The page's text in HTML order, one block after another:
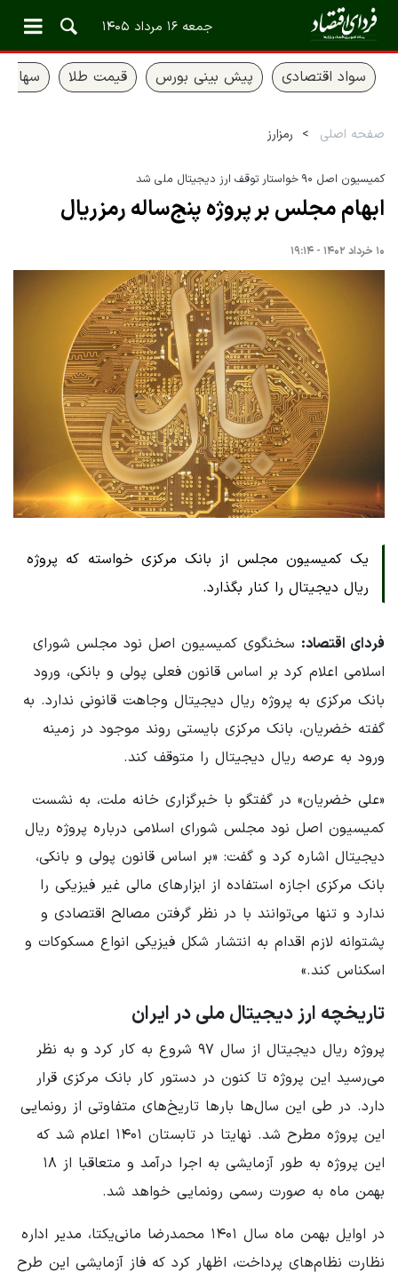
جمعه ۱۶ مرداد ۱۴۰۵
سواد اقتصادی پیش بینی بورس قیمت طلا سهام
صفحه اصلی رمزارز
کمیسیون اصل ۹۰ خواستار توقف ارز دیجیتال ملی شد
ابهام مجلس بر پروژه پنج‌ساله رمزریال
۱۰ خرداد ۱۴۰۲ - ۱۹:۱۴
یک کمیسیون مجلس از بانک مرکزی خواسته که پروژه
ریال دیجیتال را کنار بگذارد.
فردای اقتصاد: سخنگوی کمیسیون اصل نود مجلس شورای
اسلامی اعلام کرد بر اساس قانون فعلی پولی و بانکی، ورود
بانک مرکزی به پروژه ریال دیجیتال وجاهت قانونی ندارد. به
گفته خضریان، بانک مرکزی بایستی روند موجود در زمینه
ورود به عرصه ریال دیجیتال را متوقف کند.
«علی خضریان» در گفتگو با خبرگزاری خانه ملت، به نشست
کمیسیون اصل نود مجلس شورای اسلامی درباره پروژه ریال
دیجیتال اشاره کرد و گفت: «بر اساس قانون پولی و بانکی،
بانک مرکزی اجازه استفاده از ابزارهای مالی غیر فیزیکی را
ندارد و تنها می‌توانند با در نظر گرفتن مصالح اقتصادی و
پشتوانه لازم اقدام به انتشار شکل فیزیکی انواع مسکوکات و
اسکناس کند.»
تاریخچه ارز دیجیتال ملی در ایران
پروژه ریال دیجیتال از سال ۹۷ شروع به کار کرد و به نظر
می‌رسید این پروژه تا کنون در دستور کار بانک مرکزی قرار
دارد. در طی این سال‌ها بارها تاریخ‌های متفاوتی از رونمایی
این پروژه مطرح شد. نهایتا در تابستان ۱۴۰۱ اعلام شد که
این پروژه به طور آزمایشی به اجرا درآمد و متعاقبا از ۱۸
بهمن ماه به صورت رسمی رونمایی خواهد شد.
در اوایل بهمن ماه سال ۱۴۰۱ محمدرضا مانی‌یکتا، مدیر اداره
نظارت نظام‌های پرداخت، اظهار کرد که فاز آزمایشی این طرح